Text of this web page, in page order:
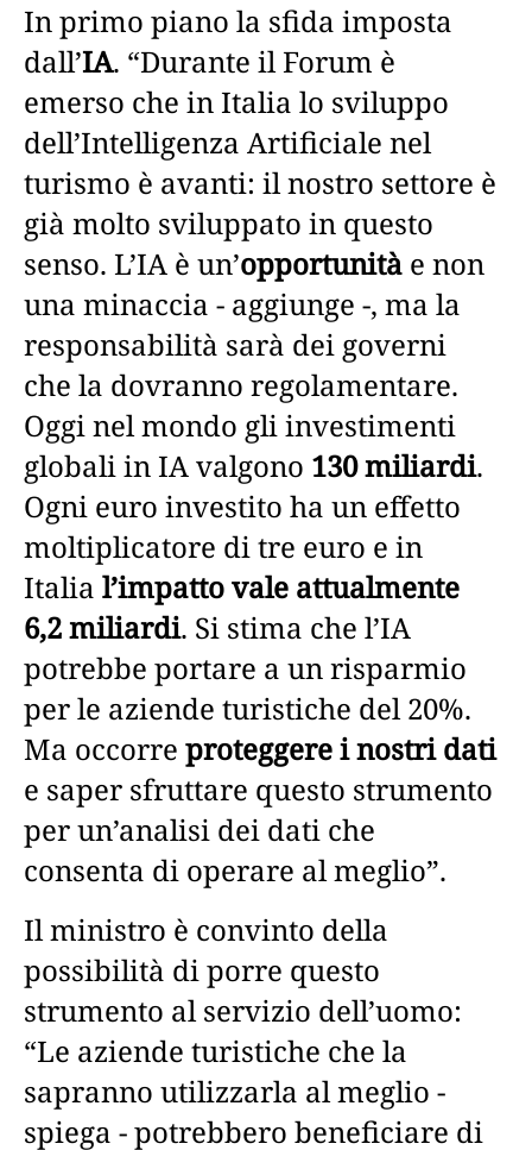
In primo piano la sfida imposta
dall’IA. “Durante il Forum è
emerso che in Italia lo sviluppo
dell’Intelligenza Artificiale nel
turismo è avanti: il nostro settore è
già molto sviluppato in questo
senso. L’IA è un’opportunità e non
una minaccia - aggiunge -, ma la
responsabilità sarà dei governi
che la dovranno regolamentare.
Oggi nel mondo gli investimenti
globali in IA valgono 130 miliardi.
Ogni euro investito ha un effetto
moltiplicatore di tre euro e in
Italia l’impatto vale attualmente
6,2 miliardi. Si stima che l’IA
potrebbe portare a un risparmio
per le aziende turistiche del 20%.
Ma occorre proteggere i nostri dati
e saper sfruttare questo strumento
per un’analisi dei dati che
consenta di operare al meglio”.
Il ministro è convinto della
possibilità di porre questo
strumento al servizio dell’uomo:
“Le aziende turistiche che la
sapranno utilizzarla al meglio -
spiega - potrebbero beneficiare di